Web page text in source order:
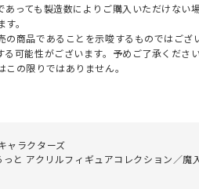
っても製造数によりご購入いただけない場
。
商品であることを示唆するものではござ
可能性がございます。予めご了承ください
の限りではありません。
ャラクターズ
アクリルフィギュアコレクション／魔